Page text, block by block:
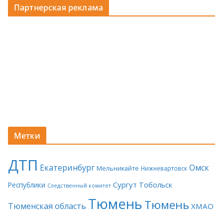
Партнерская реклама
Метки
ДТП Екатеринбург Мельникайте Нижневартовск Омск
Республики Следственный комитет Сургут Тобольск
Тюменская область ТюменьТюмень ХМАО